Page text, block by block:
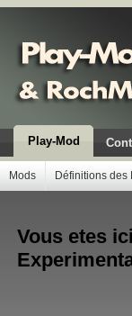
Play-Mod
Mods Définitions des
Vous etes